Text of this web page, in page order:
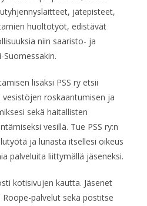
jätepisteet,
huoltotyöt, edistävät
niin saaristo- ja
Suomessakin.
lisäksi PSS ry etsii
roskaantumisen ja
sekä haitallisten
vesillä. Tue PSS ry:n
ja lunasta itsellesi oikeus
palveluita liittymällä jäseneksi.
kotisivujen kautta. Jäsenet
palvelut sekä postitse